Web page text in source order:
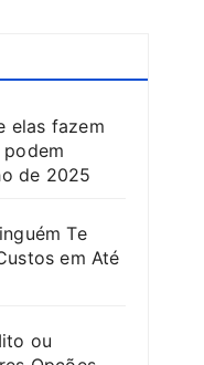
elas fazem
de 2025
Te
em Até
ou